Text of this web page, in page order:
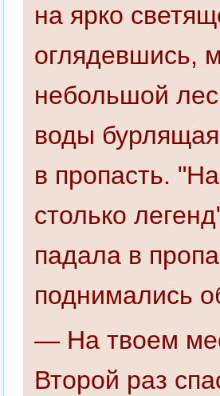
на ярко
оглядевшись,
небольшой
воды
в пропасть.
столько
падала в
поднимались
— На твоем
Второй раз